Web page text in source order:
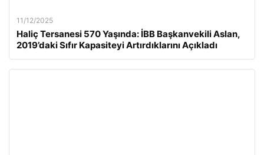
11/12/2025
Haliç Tersanesi 570 Yaşında: İBB Başkanvekili Aslan,
2019’daki Sıfır Kapasiteyi Artırdıklarını Açıkladı